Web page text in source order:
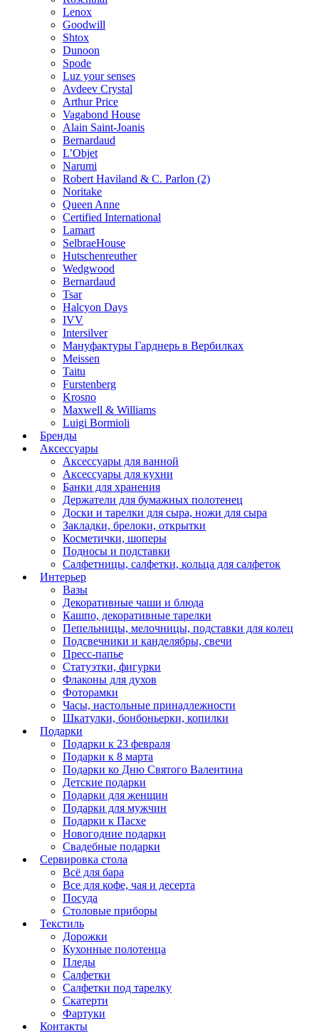
Lenox
Goodwill
Shtox
Dunoon
Spode
Luz your senses
Avdeev Crystal
Arthur Price
Vagabond House
Alain Saint-Joanis
Bernardaud
L’Objet
Narumi
Robert Haviland & C. Parlon (2)
Noritakе
Queen Anne
Certified International
Lamart
SelbraeHouse
Hutschenreuther
Wedgwood
Bernardaud
Tsar
Halcyon Days
IVV
Intersilver
Мануфактуры Гарднерь в Вербилках
Meissen
Taitu
Furstenberg
Krosno
Maxwell & Williams
Luigi Bormioli
Бренды
Аксессуары
Аксессуары для ванной
Аксессуары для кухни
Банки для хранения
Держатели для бумажных полотенец
Доски и тарелки для сыра, ножи для сыра
Закладки, брелоки, открытки
Косметички, шоперы
Подносы и подставки
Салфетницы, салфетки, кольца для салфеток
Интерьер
Вазы
Декоративные чаши и блюда
Кашпо, декоративные тарелки
Пепельницы, мелочницы, подставки для колец
Подсвечники и канделябры, свечи
Пресс-папье
Статуэтки, фигурки
Флаконы для духов
Фоторамки
Часы, настольные принадлежности
Шкатулки, бонбоньерки, копилки
Подарки
Подарки к 23 февраля
Подарки к 8 марта
Подарки ко Дню Святого Валентина
Детские подарки
Подарки для женщин
Подарки для мужчин
Подарки к Пасхе
Новогодние подарки
Свадебные подарки
Сервировка стола
Всё для бара
Все для кофе, чая и десерта
Посуда
Столовые приборы
Текстиль
Дорожки
Кухонные полотенца
Пледы
Салфетки
Салфетки под тарелку
Скатерти
Фартуки
Контакты